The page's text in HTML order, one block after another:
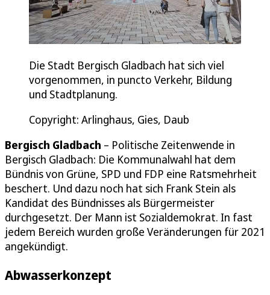
Die Stadt Bergisch Gladbach hat sich viel
vorgenommen, in puncto Verkehr, Bildung
und Stadtplanung.
Copyright: Arlinghaus, Gies, Daub
Bergisch Gladbach – Politische Zeitenwende in
Bergisch Gladbach: Die Kommunalwahl hat dem
Bündnis von Grüne, SPD und FDP eine Ratsmehrheit
beschert. Und dazu noch hat sich Frank Stein als
Kandidat des Bündnisses als Bürgermeister
durchgesetzt. Der Mann ist Sozialdemokrat. In fast
jedem Bereich wurden große Veränderungen für 2021
angekündigt.
Abwasserkonzept